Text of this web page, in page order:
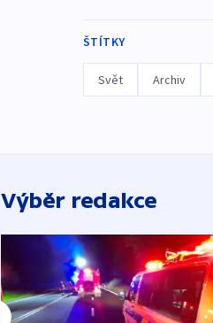
ŠTÍTKY
Svět Archiv
Výběr redakce